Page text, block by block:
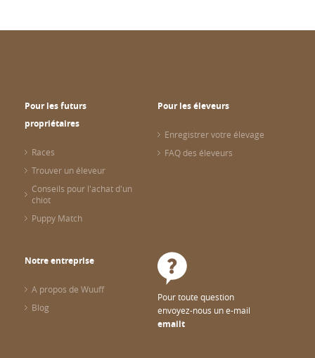
Pour les futurs
propriétaires
Races
Trouver un éleveur
Conseils pour l'achat d'un
chiot
Puppy Match
Pour les éleveurs
Enregistrer votre élevage
FAQ des éleveurs
Notre entreprise
A propos de Wuuff
Blog
Pour toute question
envoyez-nous un e-mail
emailt